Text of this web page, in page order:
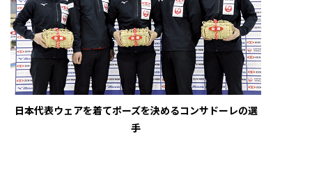
日本代表ウェアを着てポーズを決めるコンサドーレの選
手